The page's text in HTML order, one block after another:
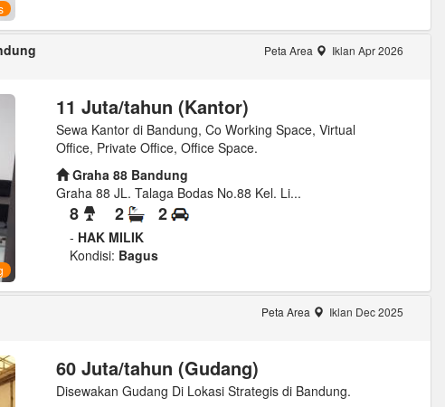
Peta Area Iklan Apr 2026
11 Juta/tahun (Kantor)
Sewa Kantor di Bandung, Co Working Space, Virtual
Office, Private Office, Office Space.
Graha 88 Bandung
Graha 88 JL. Talaga Bodas No.88 Kel. Li...
8 2 2
- HAK MILIK
Kondisi: Bagus
Peta Area Iklan Dec 2025
60 Juta/tahun (Gudang)
Disewakan Gudang Di Lokasi Strategis di Bandung.